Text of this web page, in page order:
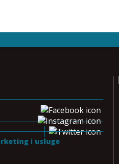
i usluge